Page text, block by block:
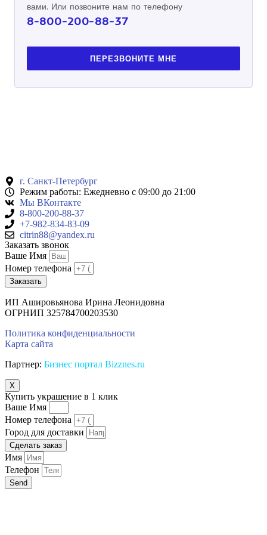
вами. Или позвоните нам по телефону
8-800-200-88-37
ПЕРЕЗВОНИТЕ МНЕ
г. Санкт-Петербург
Режим работы: Ежедневно с 09:00 до 21:00
Мы ВКонтакте
8-800-200-88-37
+7-982-834-83-09
citrin88@yandex.ru
Заказать звонок
Ваше Имя
Номер телефона
Заказать
ИП Ашировьянова Ирина Леонидовна
ОГРНИП 325784700203530
Политика конфиденциальности
Карта сайта
Партнер: Бизнес портал Bizznes.ru
X
Купить украшение в 1 клик
Ваше Имя
Номер телефона
Город для доставки
Сделать заказ
Имя
Телефон
Send